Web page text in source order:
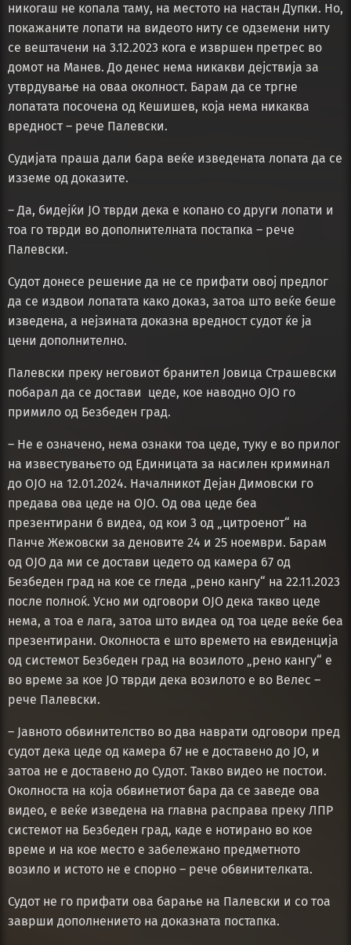
никогаш не копала таму, на местото на настан Дупки. Но,
покажаните лопати на видеото ниту се одземени ниту
се вештачени на 3.12.2023 кога е извршен претрес во
домот на Манев. До денес нема никакви дејствија за
утврдување на оваа околност. Барам да се тргне
лопатата посочена од Кешишев, која нема никаква
вредност – рече Палевски.
Судијата праша дали бара веќе изведената лопата да се
изземе од доказите.
– Да, бидејќи ЈО тврди дека е копано со други лопати и
тоа го тврди во дополнителната постапка – рече
Палевски.
Судот донесе решение да не се прифати овој предлог
да се издвои лопатата како доказ, затоа што веќе беше
изведена, а нејзината доказна вредност судот ќе ја
цени дополнително.
Палевски преку неговиот бранител Јовица Страшевски
побарал да се достави цеде, кое наводно ОЈО го
примило од Безбеден град.
– Не е означено, нема ознаки тоа цеде, туку е во прилог
на известувањето од Единицата за насилен криминал
до ОЈО на 12.01.2024. Началникот Дејан Димовски го
предава ова цеде на ОЈО. Од ова цеде беа
презентирани 6 видеа, од кои 3 од „цитроенот“ на
Панче Жежовски за деновите 24 и 25 ноември. Барам
од ОЈО да ми се достави цедето од камера 67 од
Безбеден град на кое се гледа „рено кангу“ на 22.11.2023
после полноќ. Усно ми одговори ОЈО дека такво цеде
нема, а тоа е лага, затоа што видеа од тоа цеде веќе беа
презентирани. Околноста е што времето на евиденција
од системот Безбеден град на возилото „рено кангу“ е
во време за кое ЈО тврди дека возилото е во Велес –
рече Палевски.
– Јавното обвинителство во два наврати одговори пред
судот дека цеде од камера 67 не е доставено до ЈО, и
затоа не е доставено до Судот. Такво видео не постои.
Околноста на која обвинетиот бара да се заведе ова
видео, е веќе изведена на главна расправа преку ЛПР
системот на Безбеден град, каде е нотирано во кое
време и на кое место е забележано предметното
возило и истото не е спорно – рече обвинителката.
Судот не го прифати ова барање на Палевски и со тоа
заврши дополнението на доказната постапка.